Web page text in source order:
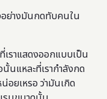
อย่างมันกดทับคนใน
เราแสดงออกแบบเป็น
นแหละที่เรากำลังกด
อยเหรอ ว่ามันเกิด